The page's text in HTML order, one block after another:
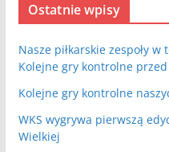
Ostatnie wpisy
Nasze piłkarskie zespoły
Kolejne gry kontrolne
Kolejne gry kontrolne
WKS wygrywa pierwszą
Wielkiej